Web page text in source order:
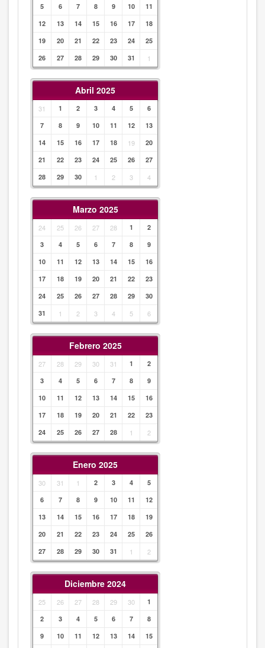
5 6 7 8 9 10
11
12
13 14 15 16 17
18
19
20 21 22 23 24
25
26
27 28 29 30 31 1
Abril 2025
31 1 2 3 4 5
6
7
8 9 10 11 12
13
14
15 16 17 18 19
20
21
22 23 24 25 26
27
28
29 30 1 2 3 4
Marzo 2025
24 25 26 27 28 1
2
3
4 5 6 7 8
9
10
11 12 13 14 15
16
17
18 19 20 21 22
23
24
25 26 27 28 29
30
31
1 2 3 4 5 6
Febrero 2025
27 28 29 30 31 1
2
3
4 5 6 7 8
9
10
11 12 13 14 15
16
17
18 19 20 21 22
23
24
25 26 27 28 1 2
Enero 2025
30 31 1 2 3 4
5
6
7 8 9 10 11
12
13
14 15 16 17 18
19
20
21 22 23 24 25
26
27
28 29 30 31 1 2
Diciembre 2024
25 26 27 28 29 30
1
2
3 4 5 6 7
8
9
10 11 12 13 14
15